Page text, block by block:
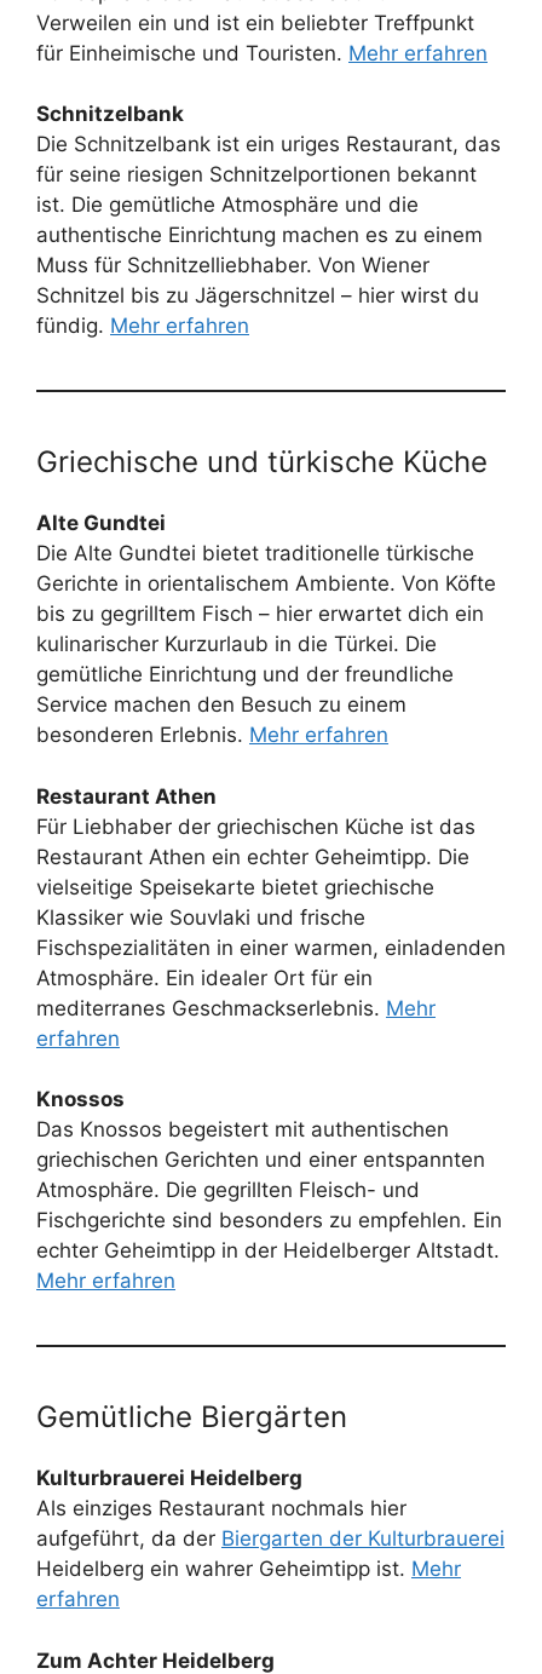
Verweilen ein und ist ein beliebter Treffpunkt
für Einheimische und Touristen. Mehr erfahren
Schnitzelbank
Die Schnitzelbank ist ein uriges Restaurant, das
für seine riesigen Schnitzelportionen bekannt
ist. Die gemütliche Atmosphäre und die
authentische Einrichtung machen es zu einem
Muss für Schnitzelliebhaber. Von Wiener
Schnitzel bis zu Jägerschnitzel – hier wirst du
fündig. Mehr erfahren
Griechische und türkische Küche
Alte Gundtei
Die Alte Gundtei bietet traditionelle türkische
Gerichte in orientalischem Ambiente. Von Köfte
bis zu gegrilltem Fisch – hier erwartet dich ein
kulinarischer Kurzurlaub in die Türkei. Die
gemütliche Einrichtung und der freundliche
Service machen den Besuch zu einem
besonderen Erlebnis. Mehr erfahren
Restaurant Athen
Für Liebhaber der griechischen Küche ist das
Restaurant Athen ein echter Geheimtipp. Die
vielseitige Speisekarte bietet griechische
Klassiker wie Souvlaki und frische
Fischspezialitäten in einer warmen, einladenden
Atmosphäre. Ein idealer Ort für ein
mediterranes Geschmackserlebnis. Mehr
erfahren
Knossos
Das Knossos begeistert mit authentischen
griechischen Gerichten und einer entspannten
Atmosphäre. Die gegrillten Fleisch- und
Fischgerichte sind besonders zu empfehlen. Ein
echter Geheimtipp in der Heidelberger Altstadt.
Mehr erfahren
Gemütliche Biergärten
Kulturbrauerei Heidelberg
Als einziges Restaurant nochmals hier
aufgeführt, da der Biergarten der Kulturbrauerei
Heidelberg ein wahrer Geheimtipp ist. Mehr
erfahren
Zum Achter Heidelberg